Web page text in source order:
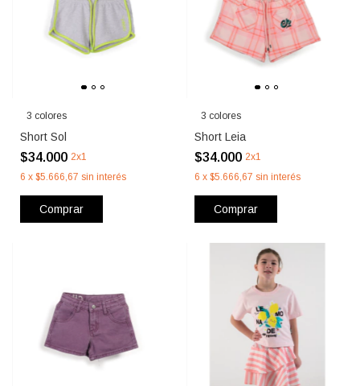
3 colores
Short Sol
$34.000 2x1
6 x $5.666,67 sin interés
Comprar
3 colores
Short Leia
$34.000 2x1
6 x $5.666,67 sin interés
Comprar